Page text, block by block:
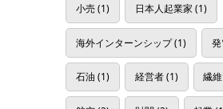
小売(1) 日本人起業家 (1)
海外インターンシップ(1)
石油 (1) 経営者(1) 繊維